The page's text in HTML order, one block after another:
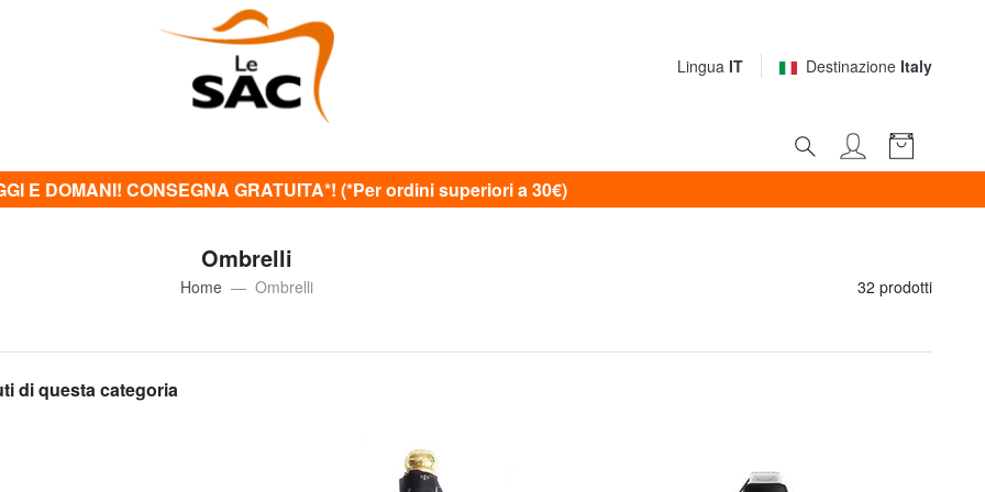
Lingua IT Destinazione Italy
E DOMANI! CONSEGNA GRATUITA*! (*Per ordini superiori a 30€)
Ombrelli
Home Ombrelli 32 prodotti
di questa categoria